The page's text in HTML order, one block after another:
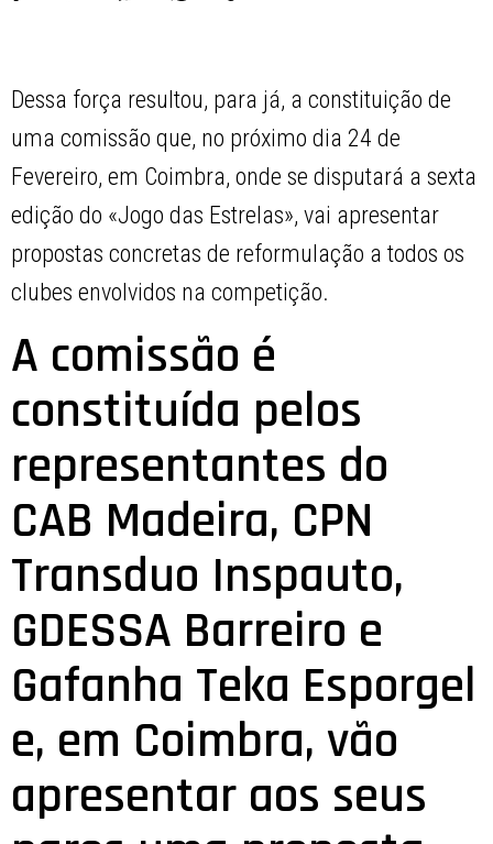
Dessa força resultou, para já, a constituição de
uma comissão que, no próximo dia 24 de
Fevereiro, em Coimbra, onde se disputará a sexta
edição do «Jogo das Estrelas», vai apresentar
propostas concretas de reformulação a todos os
clubes envolvidos na competição.
A comissão é
constituída pelos
representantes do
CAB Madeira, CPN
Transduo Inspauto,
GDESSA Barreiro e
Gafanha Teka Esporgel
e, em Coimbra, vão
apresentar aos seus